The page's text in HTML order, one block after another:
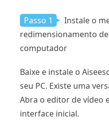
Passo 1
Instale o
redimensionamento
computador
Baixe e instale o
seu PC. Existe uma
Abra o editor de vídeo
interface inicial.